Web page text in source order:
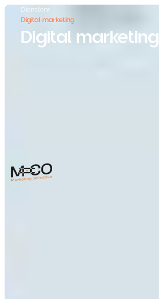
Diensten>
Digital marketing
Digital marketing